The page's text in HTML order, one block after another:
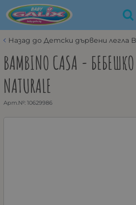
Назад до Детски дървени легла
BAMBINO CASA - БЕБЕШКО
NATURALE
Арт.№: 10629986